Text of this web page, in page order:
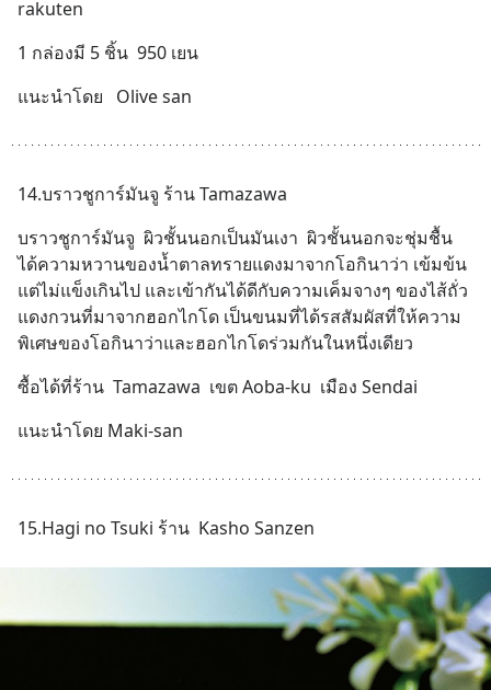
rakuten
1 กล่องมี 5 ชิ้น  950 เยน
แนะนำโดย   Olive san
14.บราวชูการ์มันจู ร้าน Tamazawa
บราวชูการ์มันจู  ผิวชั้นนอกเป็นมันเงา  ผิวชั้นนอกจะชุ่มชื้น
ได้ความหวานของน้ำตาลทรายแดงมาจากโอกินาว่า เข้มข้น
แต่ไม่แข็งเกินไป และเข้ากันได้ดีกับความเค็มจางๆ ของไส้ถั่ว
แดงกวนที่มาจากฮอกไกโด เป็นขนมที่ได้รสสัมผัสที่ให้ความ
พิเศษของโอกินาว่าและฮอกไกโดร่วมกันในหนึ่งเดียว
ซื้อได้ที่ร้าน  Tamazawa  เขต Aoba-ku  เมือง Sendai
แนะนำโดย Maki-san
15.Hagi no Tsuki ร้าน  Kasho Sanzen